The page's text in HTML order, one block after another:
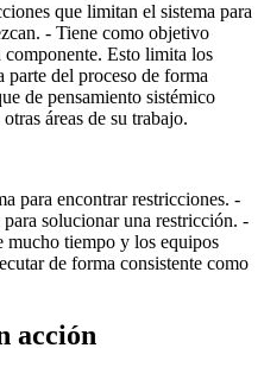
que limitan el sistema para
- Tiene como objetivo
Esto limita los
parte del proceso de forma
de pensamiento sistémico
áreas de su trabajo.
para encontrar restricciones. -
solucionar una restricción. -
mucho tiempo y los equipos
de forma consistente como
acción